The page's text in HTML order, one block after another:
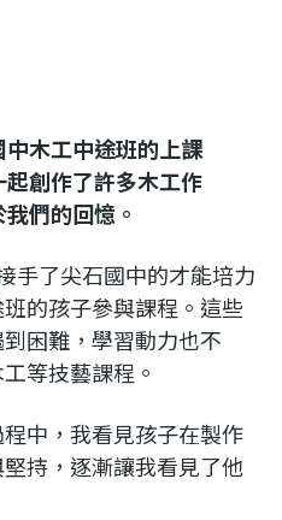
木工中途班的上課
創作了許多木工作
們的回憶。
手了尖石國中的才能培力
的孩子參與課程。這些
困難，學習動力也不
等技藝課程。
中，我看見孩子在製作
持，逐漸讓我看見了他